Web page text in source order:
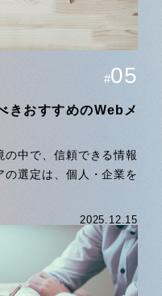
#05
きおすすめのWebメ
の中で、信頼できる情報
選定は、個人・企業を
2025.12.15